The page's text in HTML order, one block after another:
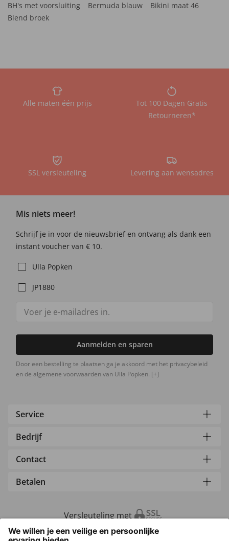
BH's met voorsluiting
Bermuda blauw
Bikini maat 46
Blend broek
Alle maten één prijs
Tot 100 Dagen Gratis
Retourneren*
SSL versleuteling Levering aan wensadres
Mis niets meer!
Schrijf je in voor de nieuwsbrief en ontvang als dank een
instant voucher van € 10.
Ulla Popken
JP1880
Aanmelden en sparen
Door een bestelling te plaatsen ga je akkoord met het privacybeleid
en de algemene voorwaarden van Ulla Popken. [+]
Service
Bedrijf
Contact
Betalen
Versleuteling met